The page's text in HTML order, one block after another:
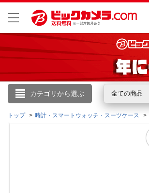
カテゴリから選ぶ 全ての商品
こんにちは
ログイン
トップ 時計・スマートウォッチ・スーツケース